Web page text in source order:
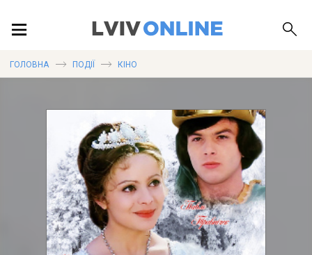
ПУБЛІКАЦІЇ
ДОВІДКА
ГОЛОВНА ПОДІЇ КІНО